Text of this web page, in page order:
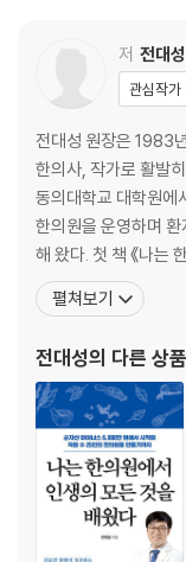
01: 왜 굳이 우리 한의원
02: 환자는 어디에서 왔
03: 공감보단 교감
04: 작은 칭찬의 힘
05: 가는 피드백, 오는
06: 가격의 비밀
07: 연장과 환불을 부르
3장 진료론
02: 진료에 대한 투자는
03: 나의 무기를 날카롭
04: 샤넬과 에르메스에
05: 급여 진료가 중요한
06: 초보 한의사를 위한
07: 누구나 마음속의 한
저 전대성
관심작가
전대성 원장은 1983
한의사, 작가로 활발
동의대학교 대학원에
한의원을 운영하며
해 왔다. 첫 책 《나는 한의원에서 인생의 모든 것을 배웠다》에서는,
한의사로서의 경험을
풀어내 독자들에게 깊
고 실용적으로 정리하
펼쳐보기
전대성의 다른 상품